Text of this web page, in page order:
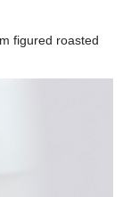
figured roasted